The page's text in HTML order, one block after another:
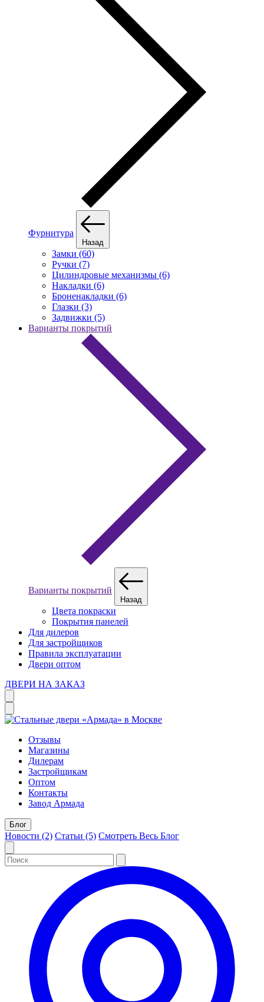
Фурнитура
Назад
Замки (60)
Ручки (7)
Цилиндровые механизмы (6)
Накладки (6)
Броненакладки (6)
Глазки (3)
Задвижки (5)
Варианты покрытий
Варианты покрытий
Назад
Цвета покраски
Покрытия панелей
Для дилеров
Для застройщиков
Правила эксплуатации
Двери оптом
ДВЕРИ НА ЗАКАЗ
Отзывы
Магазины
Дилерам
Застройщикам
Оптом
Контакты
Завод Армада
Блог
Новости (2) Статьи (5) Смотреть Весь Блог